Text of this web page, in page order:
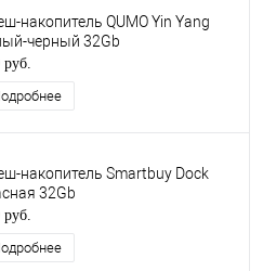
накопитель QUMO Yin Yang
черный 32Gb
руб.
накопитель Smartbuy Dock
32Gb
руб.